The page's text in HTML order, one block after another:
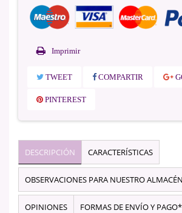
Imprimir
TWEET COMPARTIR
PINTEREST
DESCRIPCIÓN CARACTERÍSTICAS
OBSERVACIONES PARA NUESTRO ALMACÉN
OPINIONES FORMAS DE ENVÍO Y PAGO*